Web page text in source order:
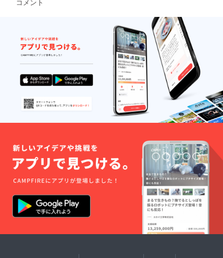
ださ
い。
プロ
ジェク
ト終了
後にお
送りす
るメー
ルをご
確認く
ださ
い。
が有れ
ば可能
な限
り、ご
希望に
添うよ
うに致
しま
す。 ・
支援
時、必
ず備考
欄に希
望され
前をご
記入く
ださ
い。
【掲載
期間】
2025年
9月10日
以降〜
12月31
日ま
で、約
間 【注